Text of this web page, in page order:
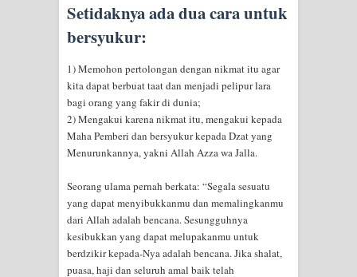
DI TANGAN MURSYID, CINTA
MENEMUKAN JALAN PULANG
RAWATAN TAREKAT: APABILA
ALLAH MENYEMBUHKAN HATI, JIWA
TURUT MENJADI KUAT
TASAWUF: BUKAN AJARAN PELIK,
Setidaknya ada dua cara untuk
bersyukur:
1) Memohon pertolongan dengan nikmat itu agar
kita dapat berbuat taat dan menjadi pelipur lara
bagi orang yang fakir di dunia;
2) Mengakui karena nikmat itu, mengakui kepada
Maha Pemberi dan bersyukur kepada Dzat yang
Menurunkannya, yakni Allah Azza wa Jalla.
Seorang ulama pernah berkata: “Segala sesuatu
yang dapat menyibukkanmu dan memalingkanmu
dari Allah adalah bencana. Sesungguhnya
kesibukkan yang dapat melupakanmu untuk
berdzikir kepada-Nya adalah bencana. Jika shalat,
puasa, haji dan seluruh amal baik telah